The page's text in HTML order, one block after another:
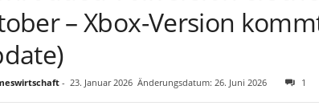
– Xbox-Version
- 23. Januar 2026 Änderungsdatum: 26. Juni 2026 1